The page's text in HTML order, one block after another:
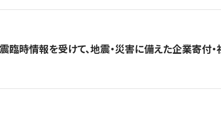
臨時情報を受けて、地震・災害に備えた企業寄付